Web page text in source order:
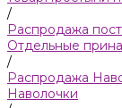
/
Распродажа
Отдельные
/
Распродажа
Наволочки